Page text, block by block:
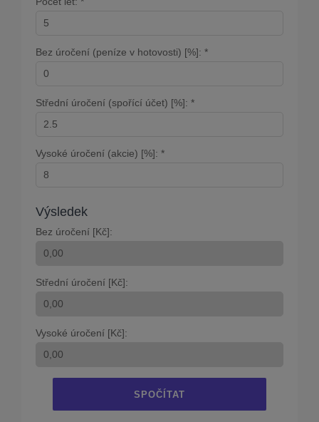
Bez úročení (peníze v hotovosti) [%]: *
Střední úročení (spořící účet) [%]: *
Vysoké úročení (akcie) [%]: *
Výsledek
Bez úročení [Kč]:
Střední úročení [Kč]:
Vysoké úročení [Kč]:
SPOČÍTAT